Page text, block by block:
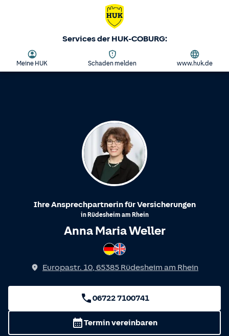
Services der HUK-COBURG:
Meine HUK Schaden melden www.huk.de
Ihre Ansprechpartnerin für Versicherungen
in Rüdesheim am Rhein
Anna Maria Weller
Spricht
Deutsch
Englisch
Europastr. 10, 65385 Rüdesheim am Rhein
06722 7100741
Termin vereinbaren